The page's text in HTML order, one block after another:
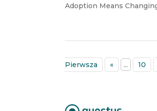
Adoption Means
Pierwsza
« ... 10